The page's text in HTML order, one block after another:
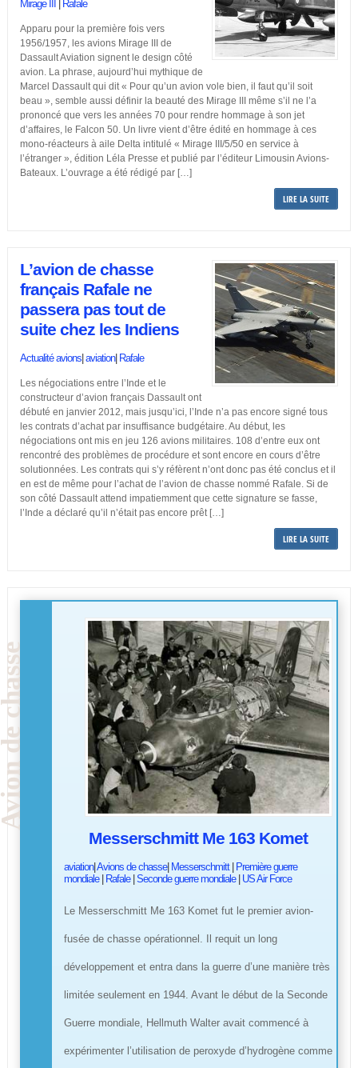
Mirage III Rafale
Apparu pour la première fois vers
1956/1957, les avions Mirage III de
Dassault Aviation signent le design côté
avion. La phrase, aujourd’hui mythique de
Marcel Dassault qui dit « Pour qu’un avion vole bien, il faut qu’il soit
beau », semble aussi définir la beauté des Mirage III même s’il ne l’a
prononcé que vers les années 70 pour rendre hommage à son jet
d’affaires, le Falcon 50. Un livre vient d’être édité en hommage à ces
mono-réacteurs à aile Delta intitulé « Mirage III/5/50 en service à
l’étranger », édition Léla Presse et publié par l’éditeur Limousin Avions-
Bateaux. L’ouvrage a été rédigé par […]
LIRE LA SUITE
L’avion de chasse
français Rafale ne
passera pas tout de
suite chez les Indiens
Actualité avions|aviation| Rafale
Les négociations entre l’Inde et le
constructeur d’avion français Dassault ont
débuté en janvier 2012, mais jusqu’ici, l’Inde n’a pas encore signé tous
les contrats d’achat par insuffisance budgétaire. Au début, les
négociations ont mis en jeu 126 avions militaires. 108 d’entre eux ont
rencontré des problèmes de procédure et sont encore en cours d’être
solutionnées. Les contrats qui s’y réfèrent n’ont donc pas été conclus et il
en est de même pour l’achat de l’avion de chasse nommé Rafale. Si de
son côté Dassault attend impatiemment que cette signature se fasse,
l’Inde a déclaré qu’il n’était pas encore prêt […]
LIRE LA SUITE
Messerschmitt Me 163 Komet
aviation| Avions de chasse| Messerschmitt| Première guerre
mondiale| Rafale| Seconde guerre mondiale| US Air Force
Le Messerschmitt Me 163 Komet fut le premier avion-
fusée de chasse opérationnel. Il requit un long
développement et entra dans la guerre d’une manière très
limitée seulement en 1944. Avant le début de la Seconde
Guerre mondiale, Hellmuth Walter avait commencé à
expérimenter l’utilisation de peroxyde d’hydrogène comme